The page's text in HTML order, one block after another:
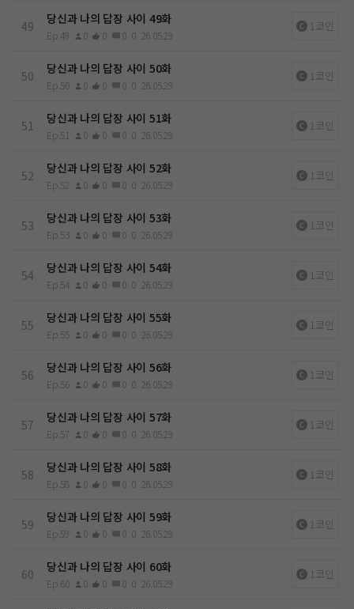
49 당신과 나의 답장 사이 49화
Ep.49 0 0 0 0 26.05.29
1코인
50 당신과 나의 답장 사이 50화
Ep.50 0 0 0 0 26.05.29
1코인
51 당신과 나의 답장 사이 51화
Ep.51 0 0 0 0 26.05.29
1코인
52 당신과 나의 답장 사이 52화
Ep.52 0 0 0 0 26.05.29
1코인
53 당신과 나의 답장 사이 53화
Ep.53 0 0 0 0 26.05.29
1코인
54 당신과 나의 답장 사이 54화
Ep.54 0 0 0 0 26.05.29
1코인
55 당신과 나의 답장 사이 55화
Ep.55 0 0 0 0 26.05.29
1코인
56 당신과 나의 답장 사이 56화
Ep.56 0 0 0 0 26.05.29
1코인
57 당신과 나의 답장 사이 57화
Ep.57 0 0 0 0 26.05.29
1코인
58 당신과 나의 답장 사이 58화
Ep.58 0 0 0 0 26.05.29
1코인
59 당신과 나의 답장 사이 59화
Ep.59 0 0 0 0 26.05.29
1코인
60 당신과 나의 답장 사이 60화
Ep.60 0 0 0 0 26.05.29
1코인